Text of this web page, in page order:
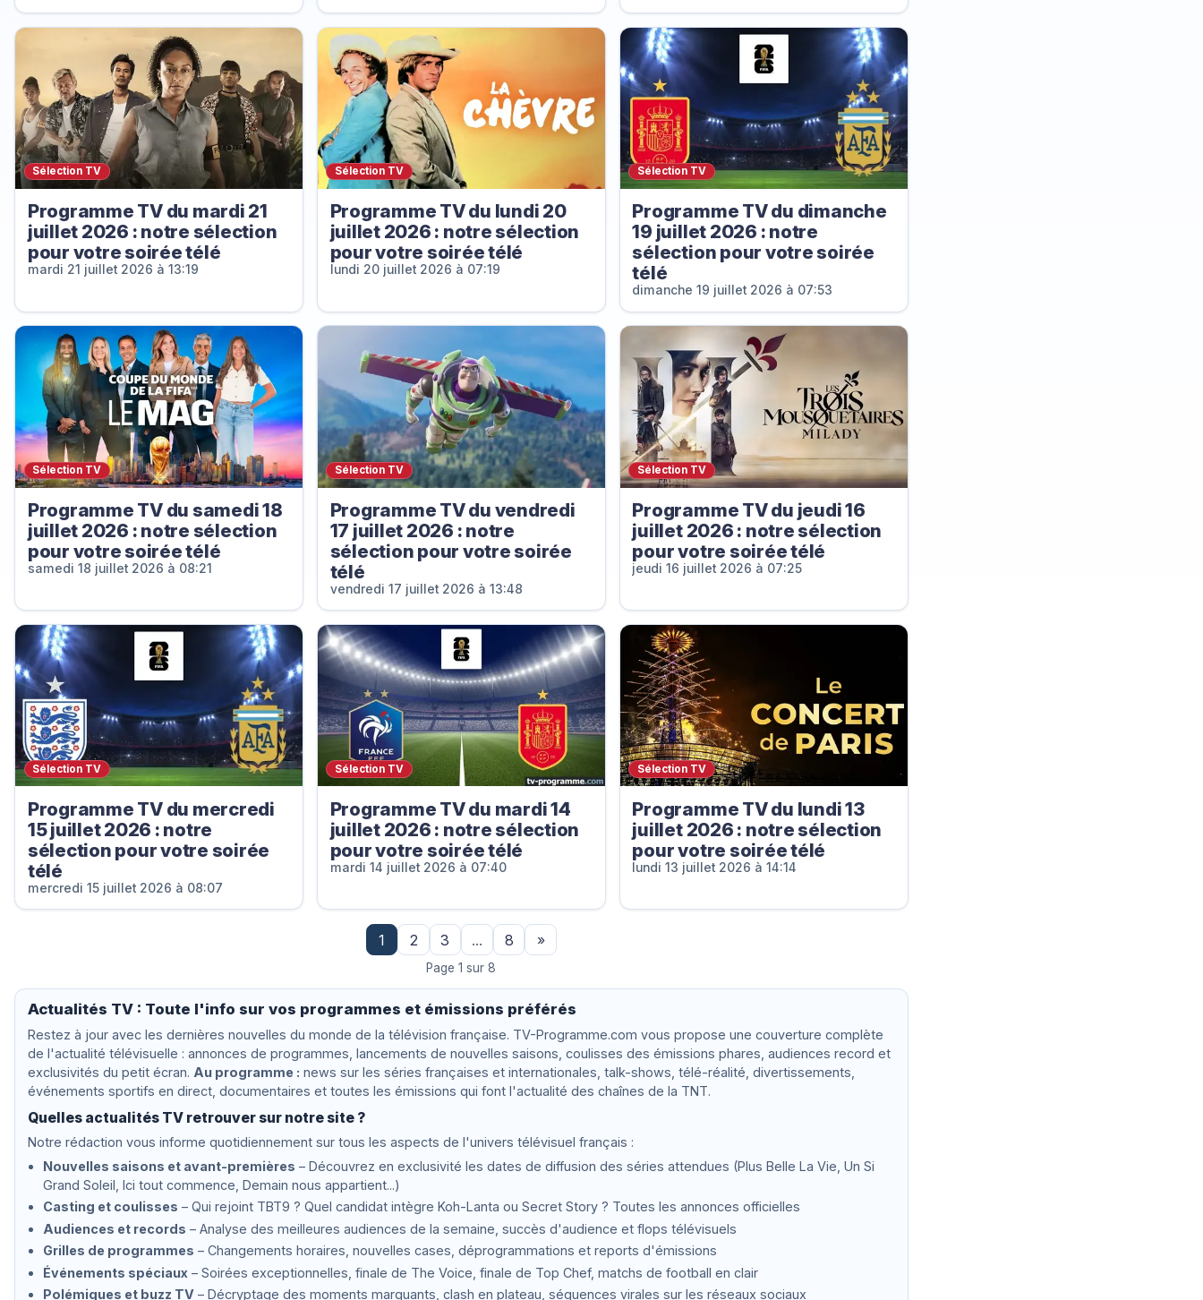
Sélection TV
Programme TV du mardi 21
juillet 2026 : notre sélection
pour votre soirée télé
mardi 21 juillet 2026 à 13:19
Sélection TV
Programme TV du lundi 20
juillet 2026 : notre sélection
pour votre soirée télé
lundi 20 juillet 2026 à 07:19
Sélection TV
Programme TV du dimanche
19 juillet 2026 : notre
sélection pour votre soirée
télé
dimanche 19 juillet 2026 à 07:53
Sélection TV
Programme TV du samedi 18
juillet 2026 : notre sélection
pour votre soirée télé
samedi 18 juillet 2026 à 08:21
Sélection TV
Programme TV du vendredi
17 juillet 2026 : notre
sélection pour votre soirée
télé
vendredi 17 juillet 2026 à 13:48
Sélection TV
Programme TV du jeudi 16
juillet 2026 : notre sélection
pour votre soirée télé
jeudi 16 juillet 2026 à 07:25
Sélection TV
Programme TV du mercredi
15 juillet 2026 : notre
sélection pour votre soirée
télé
mercredi 15 juillet 2026 à 08:07
Sélection TV
Programme TV du mardi 14
juillet 2026 : notre sélection
pour votre soirée télé
mardi 14 juillet 2026 à 07:40
Sélection TV
Programme TV du lundi 13
juillet 2026 : notre sélection
pour votre soirée télé
lundi 13 juillet 2026 à 14:14
1 2 3 ... 8 »
Page 1 sur 8
Actualités TV : Toute l'info sur vos programmes et émissions préférés
Restez à jour avec les dernières nouvelles du monde de la télévision française. TV-Programme.com vous propose une couverture complète
de l'actualité télévisuelle : annonces de programmes, lancements de nouvelles saisons, coulisses des émissions phares, audiences record et
exclusivités du petit écran. Au programme : news sur les séries françaises et internationales, talk-shows, télé-réalité, divertissements,
événements sportifs en direct, documentaires et toutes les émissions qui font l'actualité des chaînes de la TNT.
Quelles actualités TV retrouver sur notre site ?
Notre rédaction vous informe quotidiennement sur tous les aspects de l'univers télévisuel français :
Nouvelles saisons et avant-premières – Découvrez en exclusivité les dates de diffusion des séries attendues (Plus Belle La Vie, Un Si
Grand Soleil, Ici tout commence, Demain nous appartient...)
Casting et coulisses – Qui rejoint TBT9 ? Quel candidat intègre Koh-Lanta ou Secret Story ? Toutes les annonces officielles
Audiences et records – Analyse des meilleures audiences de la semaine, succès d'audience et flops télévisuels
Grilles de programmes – Changements horaires, nouvelles cases, déprogrammations et reports d'émissions
Événements spéciaux– Soirées exceptionnelles, finale de The Voice, finale de Top Chef, matchs de football en clair
Polémiques et buzz TV– Décryptage des moments marquants, clash en plateau, séquences virales sur les réseaux sociaux